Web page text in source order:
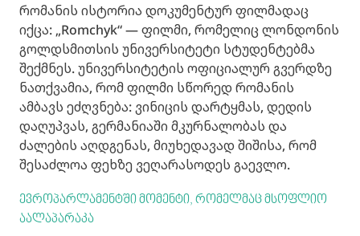
რომანის ისტორია დოკუმენტურ ფილმადაც
იქცა: „Romchyk“ — ფილმი, რომელიც ლონდონის
გოლდსმითსის უნივერსიტეტი სტუდენტებმა
შექმნეს. უნივერსიტეტის ოფიციალურ გვერდზე
ნათქვამია, რომ ფილმი სწორედ რომანის
ამბავს ეძღვნება: ვინიცის დარტყმას, დედის
დაღუპვას, გერმანიაში მკურნალობას და
ძალების აღდგენას, მიუხედავად შიშისა, რომ
შესაძლოა ფეხზე ვეღარასოდეს გაევლო.
ევროპარლამენტში მომენტი, რომელმაც მსოფლიო
აალაპარაკა